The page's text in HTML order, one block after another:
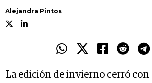
Alejandra Pintos
La edición de invierno cerró con